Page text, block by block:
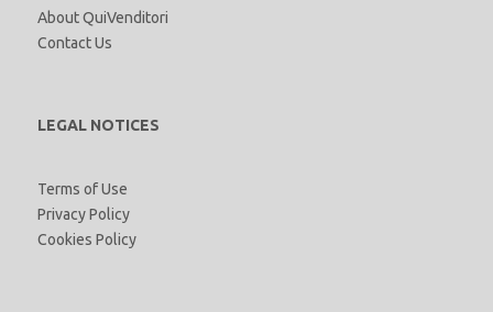
About QuiVenditori
Contact Us
LEGAL NOTICES
Terms of Use
Privacy Policy
Cookies Policy